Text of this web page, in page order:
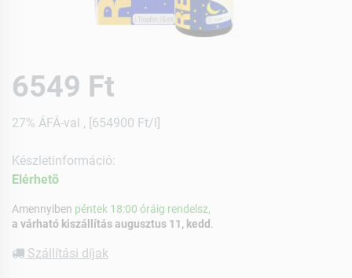
6549 Ft
27% ÁFÁ-val , [654900 Ft/l]
Készletinformáció:
Elérhetõ
Amennyiben péntek 18:00 óráig rendelsz,
a várható kiszállítás augusztus 11, kedd
Szállítási díjak